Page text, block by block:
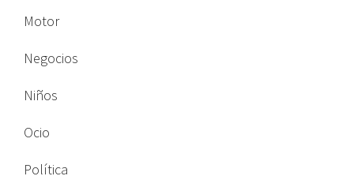
Motor
Negocios
Niños
Ocio
Política